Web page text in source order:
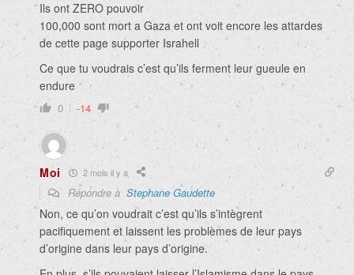
Ils ont ZERO pouvoir
100,000 sont mort a Gaza et ont voit encore les attardes
de cette page supporter Israhell
Ce que tu voudrais c’est qu’ils ferment leur gueule en
endure
0 -14
Moi 2 mois il y a
Répondre à Stephane Gaudette
Non, ce qu’on voudrait c’est qu’ils s’intègrent
pacifiquement et laissent les problèmes de leur pays
d’origine dans leur pays d’origine.